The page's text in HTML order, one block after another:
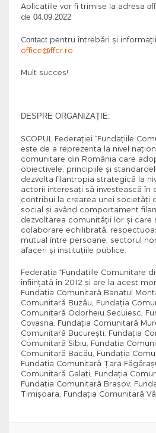
Aplicațiile vor fi trimise la adresa
de 04.09.2022
Contact pentru întrebări și
office@ffcr.ro
Mult succes!
DESPRE ORGANIZAȚIE:
SCOPUL Federaţiei “Fundaţiile
este de a reprezenta la nivel
comunitare din România care
obiectivele, principiile şi
dezvolta filantropia strategică la
actorii interesaţi să investească în
contribui la crearea unei societăţi
social şi având comportament
dezvoltarea comunităţii lor şi care
colaborare echilibrată,
mutual între persoane, sectorul
afaceri şi instituţiile publice.
Federaţia “Fundaţiile Comunitare
înființată în 2012 și are la acest
Fundația Comunitară Banatul
Comunitară Buzău, Fundația
Comunitară Odorheiu Secuiesc,
Covasna, Fundația Comunitară
Comunitară București, Fundația
Comunitară Sibiu, Fundația
Comunitară Bacău, Fundația
Fundația Comunitară Țara
Comunitară Galați, Fundația
Fundația Comunitară Brașov,
Timișoara, Fundația Comunitară